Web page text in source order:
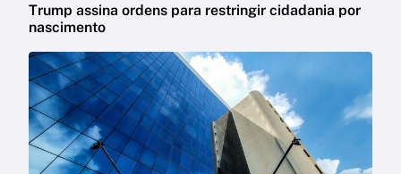
Trump assina ordens para restringir cidadania por
nascimento